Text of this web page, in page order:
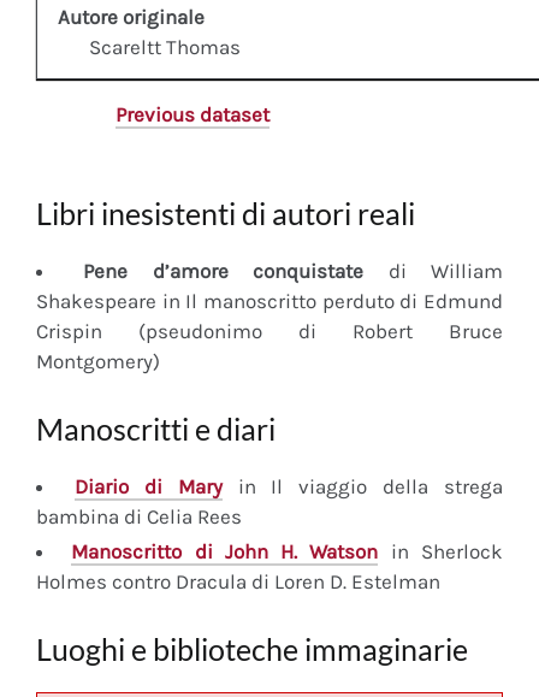
Autore originale
Scareltt Thomas
Previous dataset
Libri inesistenti di autori reali
Pene d’amore conquistate di William
Shakespeare in Il manoscritto perduto di Edmund
Crispin (pseudonimo di Robert Bruce
Montgomery)
Manoscritti e diari
Diariodi Maryin Il viaggio della strega
bambina di Celia Rees
Manoscritto di John H. Watson in Sherlock
Holmes contro Dracula di Loren D. Estelman
Luoghi e biblioteche immaginarie